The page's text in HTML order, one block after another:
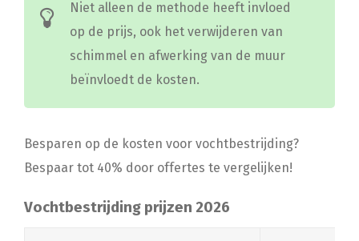
Niet alleen de methode heeft invloed
op de prijs, ook het verwijderen van
schimmel en afwerking van de muur
beïnvloedt de kosten.
Besparen op de kosten voor vochtbestrijding?
Bespaar tot 40% door offertes te vergelijken!
Vochtbestrijding prijzen 2026